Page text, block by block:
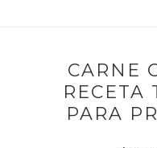
CARNE
RECETA
PARA